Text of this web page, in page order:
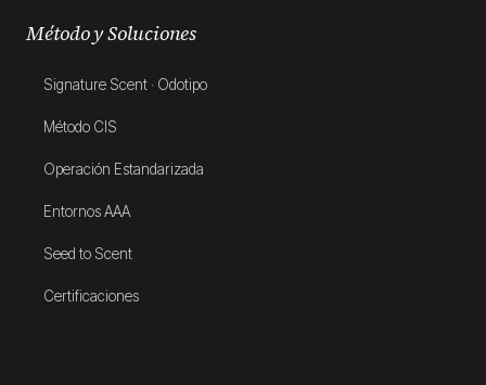
Método y Soluciones
Signature Scent · Odotipo
Método CIS
Operación Estandarizada
Entornos AAA
Seed to Scent
Certificaciones